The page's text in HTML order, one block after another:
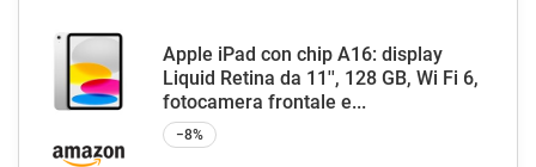
Apple iPad con chip A16: display
Liquid Retina da 11'', 128 GB, Wi Fi 6,
fotocamera frontale e...
−8%